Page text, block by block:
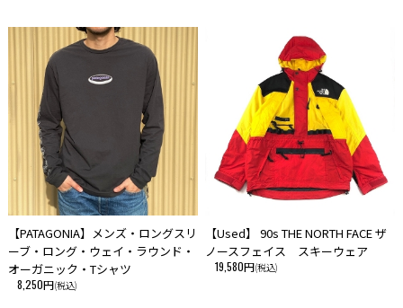
【PATAGONIA】メンズ・ロングスリ
ーブ・ロング・ウェイ・ラウンド・
オーガニック・Tシャツ
8,250円(税込)
【Used】 90s THE NORTH FACE ザ
ノースフェイス スキーウェア
19,580円(税込)